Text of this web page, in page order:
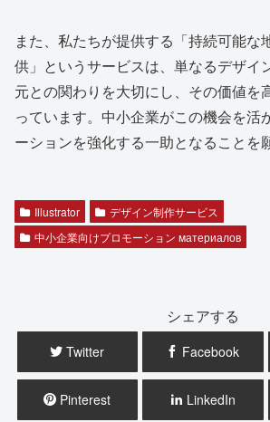
また、私たちが提供する「持続可能な
供」というサービスは、単なるデザイ
元との関わりを大切にし、その価値を
っています。中小企業がこの機会を活
ーションを強化する一助となることを
Illustrator
デザイン制作サービス
中小企業向けプロモーション материалов
シェアする
Twitter Facebook
Pinterest LinkedIn